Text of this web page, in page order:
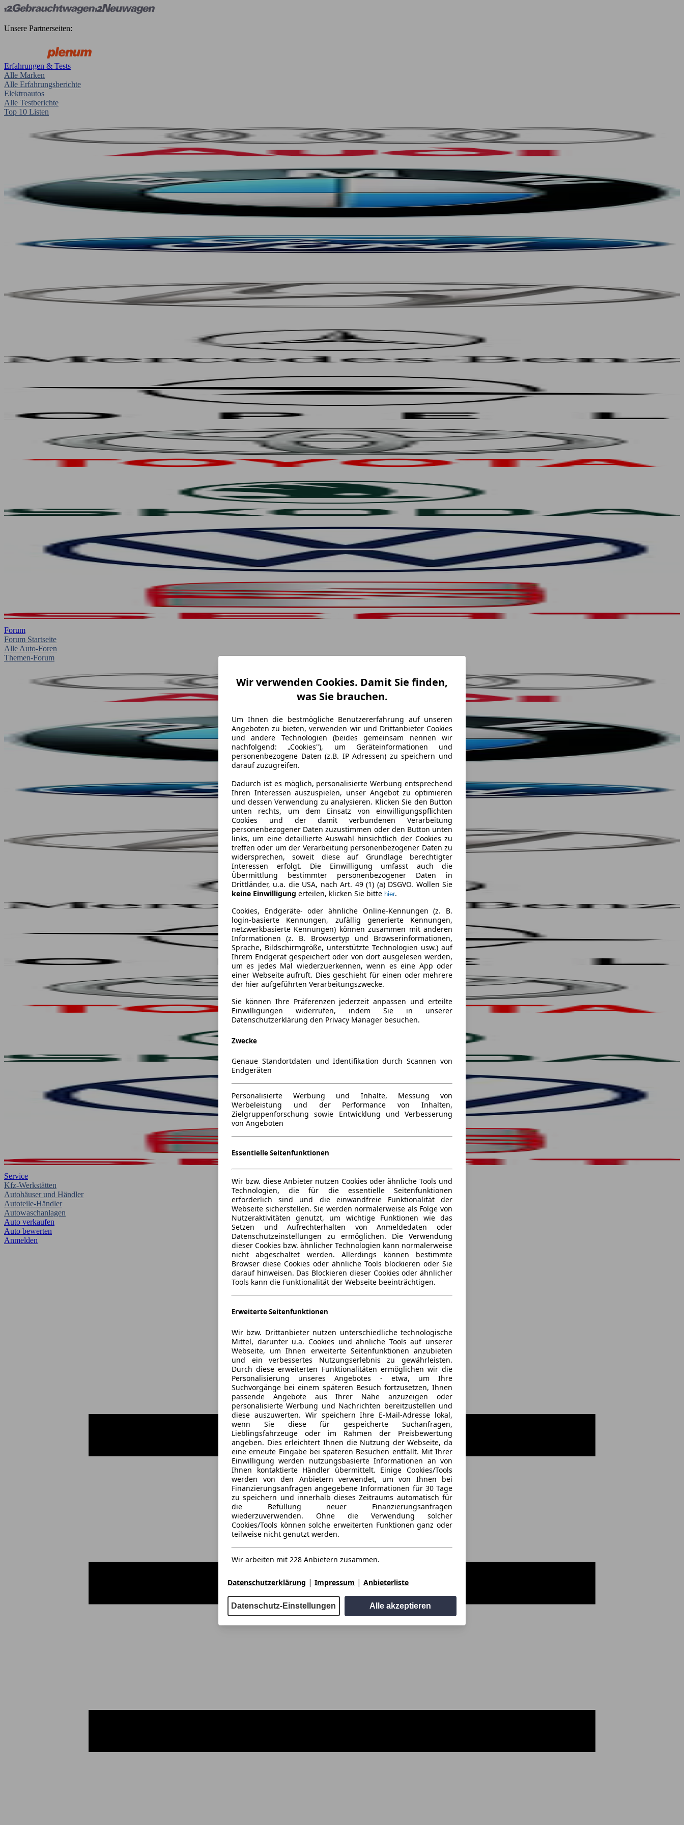
Unsere Partnerseiten:
Erfahrungen & Tests
Alle Marken
Alle Erfahrungsberichte
Elektroautos
Alle Testberichte
Top 10 Listen
Forum
Forum Startseite
Alle Auto-Foren
Themen-Forum
Service
Kfz-Werkstätten
Autohäuser und Händler
Autoteile-Händler
Autowaschanlagen
Auto verkaufen
Auto bewerten
Anmelden
Wir verwenden Cookies. Damit Sie finden,
was Sie brauchen.
Um Ihnen die bestmögliche Benutzererfahrung auf unseren
Angeboten zu bieten, verwenden wir und Drittanbieter Cookies
und andere Technologien (beides gemeinsam nennen wir
nachfolgend: „Cookies"), um Geräteinformationen und
personenbezogene Daten (z.B. IP Adressen) zu speichern und
darauf zuzugreifen.
Dadurch ist es möglich, personalisierte Werbung entsprechend
Ihren Interessen auszuspielen, unser Angebot zu optimieren
und dessen Verwendung zu analysieren. Klicken Sie den Button
unten rechts, um dem Einsatz von einwilligungspflichten
Cookies und der damit verbundenen Verarbeitung
personenbezogener Daten zuzustimmen oder den Button unten
links, um eine detaillierte Auswahl hinsichtlich der Cookies zu
treffen oder um der Verarbeitung personenbezogener Daten zu
widersprechen, soweit diese auf Grundlage berechtigter
Interessen erfolgt. Die Einwilligung umfasst auch die
Übermittlung bestimmter personenbezogener Daten in
Drittländer, u.a. die USA, nach Art. 49 (1) (a) DSGVO. Wollen Sie
keine Einwilligung erteilen, klicken Sie bitte hier.
Cookies, Endgeräte- oder ähnliche Online-Kennungen (z. B.
login-basierte Kennungen, zufällig generierte Kennungen,
netzwerkbasierte Kennungen) können zusammen mit anderen
Informationen (z. B. Browsertyp und Browserinformationen,
Sprache, Bildschirmgröße, unterstützte Technologien usw.) auf
Ihrem Endgerät gespeichert oder von dort ausgelesen werden,
um es jedes Mal wiederzuerkennen, wenn es eine App oder
einer Webseite aufruft. Dies geschieht für einen oder mehrere
der hier aufgeführten Verarbeitungszwecke.
Sie können Ihre Präferenzen jederzeit anpassen und erteilte
Einwilligungen widerrufen, indem Sie in unserer
Datenschutzerklärung den Privacy Manager besuchen.
Zwecke
Genaue Standortdaten und Identifikation durch Scannen von
Endgeräten
Personalisierte Werbung und Inhalte, Messung von
Werbeleistung und der Performance von Inhalten,
Zielgruppenforschung sowie Entwicklung und Verbesserung
von Angeboten
Essentielle Seitenfunktionen
Wir bzw. diese Anbieter nutzen Cookies oder ähnliche Tools und
Technologien, die für die essentielle Seitenfunktionen
erforderlich sind und die einwandfreie Funktionalität der
Webseite sicherstellen. Sie werden normalerweise als Folge von
Nutzeraktivitäten genutzt, um wichtige Funktionen wie das
Setzen und Aufrechterhalten von Anmeldedaten oder
Datenschutzeinstellungen zu ermöglichen. Die Verwendung
dieser Cookies bzw. ähnlicher Technologien kann normalerweise
nicht abgeschaltet werden. Allerdings können bestimmte
Browser diese Cookies oder ähnliche Tools blockieren oder Sie
darauf hinweisen. Das Blockieren dieser Cookies oder ähnlicher
Tools kann die Funktionalität der Webseite beeinträchtigen.
Erweiterte Seitenfunktionen
Wir bzw. Drittanbieter nutzen unterschiedliche technologische
Mittel, darunter u.a. Cookies und ähnliche Tools auf unserer
Webseite, um Ihnen erweiterte Seitenfunktionen anzubieten
und ein verbessertes Nutzungserlebnis zu gewährleisten.
Durch diese erweiterten Funktionalitäten ermöglichen wir die
Personalisierung unseres Angebotes - etwa, um Ihre
Suchvorgänge bei einem späteren Besuch fortzusetzen, Ihnen
passende Angebote aus Ihrer Nähe anzuzeigen oder
personalisierte Werbung und Nachrichten bereitzustellen und
diese auszuwerten. Wir speichern Ihre E-Mail-Adresse lokal,
wenn Sie diese für gespeicherte Suchanfragen,
Lieblingsfahrzeuge oder im Rahmen der Preisbewertung
angeben. Dies erleichtert Ihnen die Nutzung der Webseite, da
eine erneute Eingabe bei späteren Besuchen entfällt. Mit Ihrer
Einwilligung werden nutzungsbasierte Informationen an von
Ihnen kontaktierte Händler übermittelt. Einige Cookies/Tools
werden von den Anbietern verwendet, um von Ihnen bei
Finanzierungsanfragen angegebene Informationen für 30 Tage
zu speichern und innerhalb dieses Zeitraums automatisch für
die Befüllung neuer Finanzierungsanfragen
wiederzuverwenden. Ohne die Verwendung solcher
Cookies/Tools können solche erweiterten Funktionen ganz oder
teilweise nicht genutzt werden.
Wir arbeiten mit 228 Anbietern zusammen.
Datenschutzerklärung | Impressum | Anbieterliste
Datenschutz-Einstellungen Alle akzeptieren